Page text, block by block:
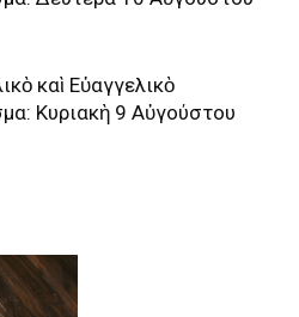
καὶ Εὐαγγελικὸ
Κυριακὴ 9 Αὐγούστου